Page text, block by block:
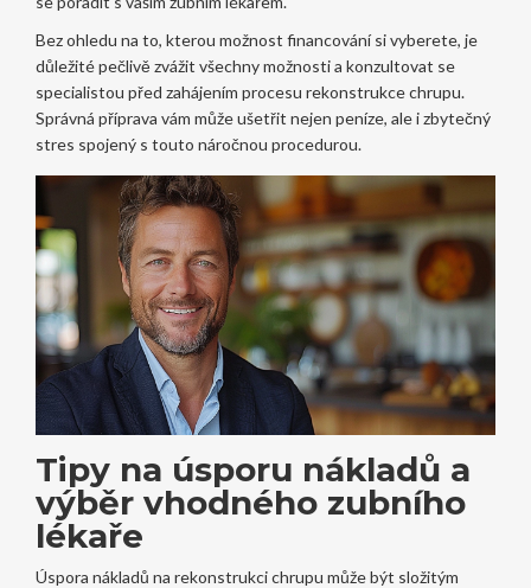
Bez ohledu na to, kterou možnost financování si vyberete, je
důležité pečlivě zvážit všechny možnosti a konzultovat se
specialistou před zahájením procesu rekonstrukce chrupu.
Správná příprava vám může ušetřit nejen peníze, ale i zbytečný
stres spojený s touto náročnou procedurou.
Tipy na úsporu nákladů a
výběr vhodného zubního
lékaře
Úspora nákladů na rekonstrukci chrupu může být složitým